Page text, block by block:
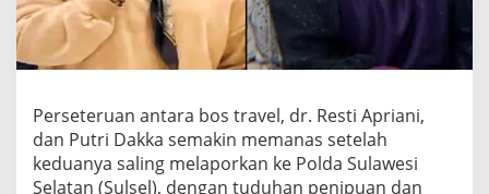
a
k
k
a
a
l
i
n
g
Perseteruan antara bos travel, dr. Resti Apriani,
dan Putri Dakka semakin memanas setelah
keduanya saling melaporkan ke Polda Sulawesi
Selatan (Sulsel), dengan tuduhan penipuan dan